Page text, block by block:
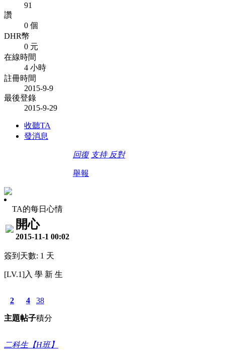
91
讚
0 個
DHR幣
0 元
在線時間
4 小時
註冊時間
2015-9-9
最後登錄
2015-9-29
收聽TA
發消息
回復 支持 反對
舉報
TA的每日心情
開心
2015-11-1 00:02
簽到天數: 1 天
[LV.1]入 學 新 生
2
主題
4
帖子
38
積分
二科生【H班】